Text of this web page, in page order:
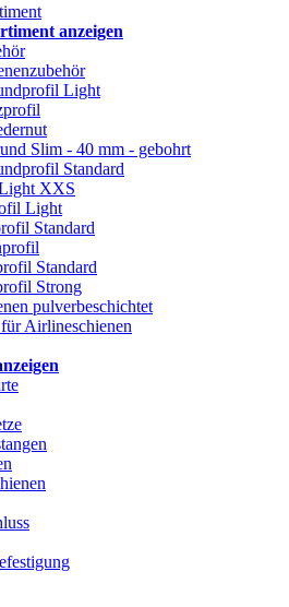
anzeigen
Light
Slim - 40 mm - gebohrt
Standard
XXS
Light
Standard
Standard
Strong
pulverbeschichtet
Airlineschienen